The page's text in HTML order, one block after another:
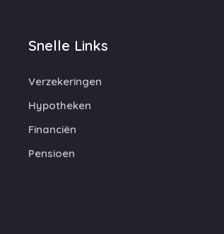
Snelle Links
Verzekeringen
Hypotheken
Financiën
Pensioen